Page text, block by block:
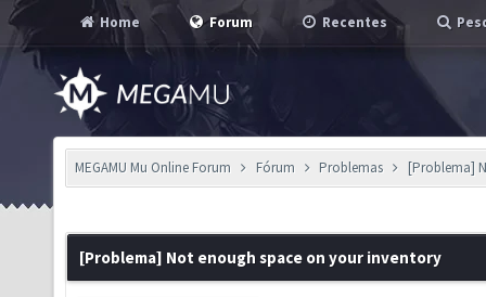
Home Forum Recentes
MEGAMU Mu Online Forum Fórum Problemas [Problema]
[Problema] Not enough space on your inventory